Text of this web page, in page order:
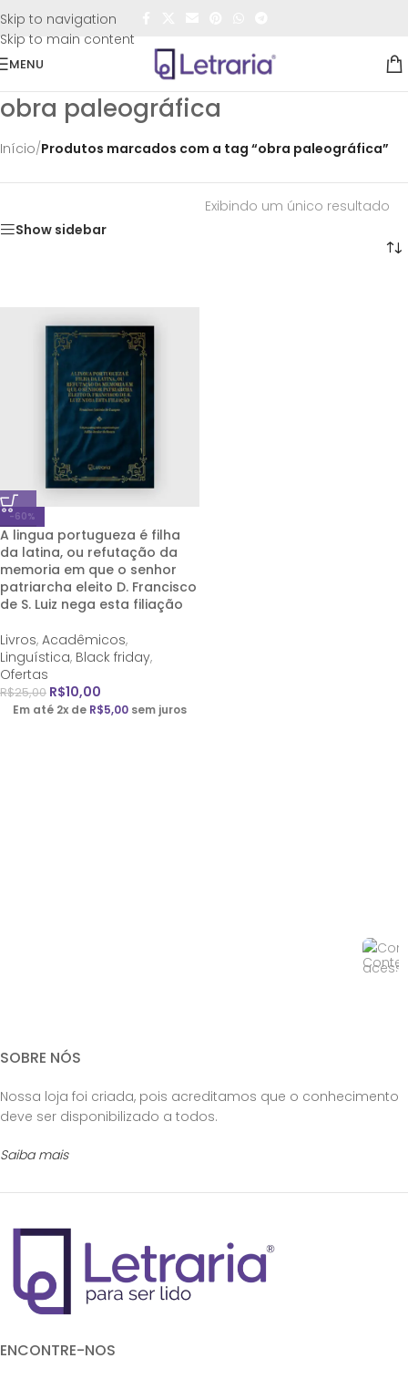
Skip to navigation
Skip to main content
FRETE GRÁTIS
MENU
obra paleográfica
Início/Produtos marcados com a tag “obra paleográfica”
Show sidebar
Exibindo um único resultado
-60%
A lingua portugueza é filha
da latina, ou refutação da
memoria em que o senhor
patriarcha eleito D. Francisco
de S. Luiz nega esta filiação
Livros, Acadêmicos,
Linguística, Black friday,
Ofertas
R$25,00 R$10,00
Em até 2x de R$5,00 sem juros
SOBRE NÓS
Nossa loja foi criada, pois acreditamos que o conhecimento
deve ser disponibilizado a todos.
Saiba mais
ENCONTRE-NOS